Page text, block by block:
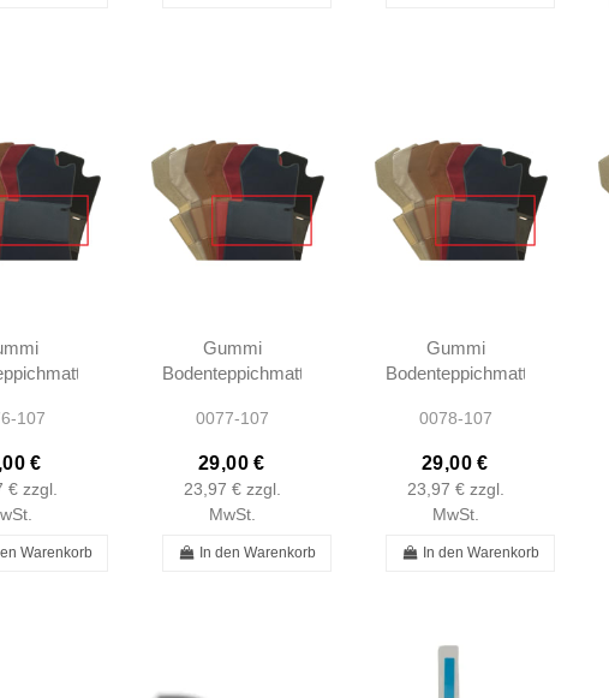
SLC107
107
€
€ zzgl.
Warenkorb
Gummi
Bodenteppichmatte
SL107 SLC107
0077-107
29,00 €
23,97 € zzgl.
MwSt.
In den Warenkorb
Gummi
Bodenteppichmatte
SL107 SLC107
0078-107
29,00 €
23,97 € zzgl.
MwSt.
In den Warenkorb